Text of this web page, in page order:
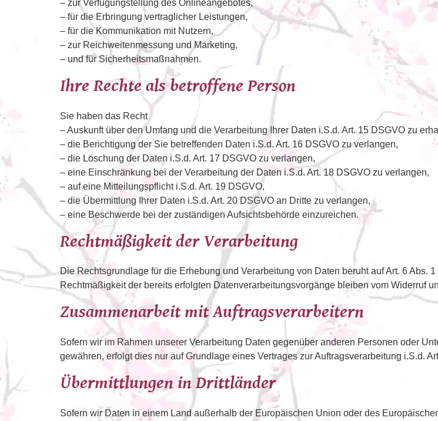
– zur Verfügungstellung des Onlineangebotes,
– für die Erbringung vertraglicher Leistungen,
– für die Kommunikation mit Nutzern,
– zur Reichweitenmessung und Marketing,
– und für Sicherheitsmaßnahmen.
Ihre Rechte als betroffene Person
Sie haben das Recht
– Auskunft über den Umfang und die Verarbeitung Ihrer Daten i.S.d. Art. 15 DSGVO zu
– die Berichtigung der Sie betreffenden Daten i.S.d. Art. 16 DSGVO zu verlangen,
– die Löschung der Daten i.S.d. Art. 17 DSGVO zu verlangen,
– eine Einschränkung bei der Verarbeitung der Daten i.S.d. Art. 18 DSGVO zu verlangen,
– auf eine Mitteilungspflicht i.S.d. Art. 19 DSGVO,
– die Übermittlung Ihrer Daten i.S.d. Art. 20 DSGVO an Dritte zu verlangen,
– eine Beschwerde bei der zuständigen Aufsichtsbehörde einzureichen.
Rechtmäßigkeit der Verarbeitung
Die Rechtsgrundlage für die Erhebung und Verarbeitung von Daten beruht auf Art. 6
Rechtmäßigkeit der bereits erfolgten Datenverarbeitungsvorgänge bleiben vom Widerruf
Zusammenarbeit mit Auftragsverarbeitern
Sofern wir im Rahmen unserer Verarbeitung Daten gegenüber anderen Personen oder
gewähren, erfolgt dies nur auf Grundlage eines Vertrages zur Auftragsverarbeitung i.S.d.
Übermittlungen in Drittländer
Sofern wir Daten in einem Land außerhalb der Europäischen Union oder des